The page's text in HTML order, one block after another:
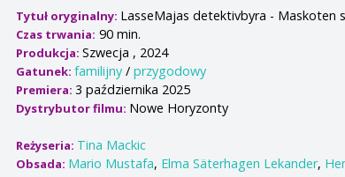
Tytuł oryginalny: LasseMajas detektivbyra - Maskoten
Czas trwania: 90 min.
Produkcja:Szwecja , 2024
Gatunek:familijny /przygodowy
Premiera:3 października 2025
Dystrybutor filmu: Nowe Horyzonty
Reżyseria: Tina Mackic
Obsada: Mario Mustafa, Elma Säterhagen Lekander,